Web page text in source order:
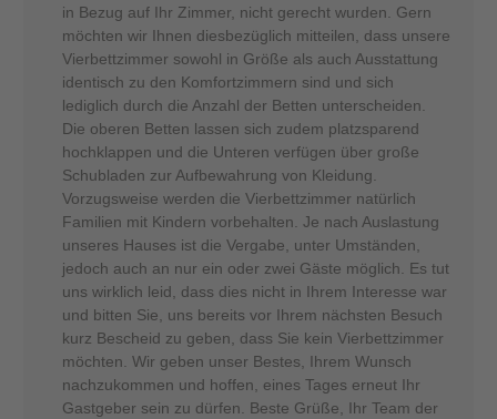
in Bezug auf Ihr Zimmer, nicht gerecht wurden. Gern
möchten wir Ihnen diesbezüglich mitteilen, dass unsere
Vierbettzimmer sowohl in Größe als auch Ausstattung
identisch zu den Komfortzimmern sind und sich
lediglich durch die Anzahl der Betten unterscheiden.
Die oberen Betten lassen sich zudem platzsparend
hochklappen und die Unteren verfügen über große
Schubladen zur Aufbewahrung von Kleidung.
Vorzugsweise werden die Vierbettzimmer natürlich
Familien mit Kindern vorbehalten. Je nach Auslastung
unseres Hauses ist die Vergabe, unter Umständen,
jedoch auch an nur ein oder zwei Gäste möglich. Es tut
uns wirklich leid, dass dies nicht in Ihrem Interesse war
und bitten Sie, uns bereits vor Ihrem nächsten Besuch
kurz Bescheid zu geben, dass Sie kein Vierbettzimmer
möchten. Wir geben unser Bestes, Ihrem Wunsch
nachzukommen und hoffen, eines Tages erneut Ihr
Gastgeber sein zu dürfen. Beste Grüße, Ihr Team der